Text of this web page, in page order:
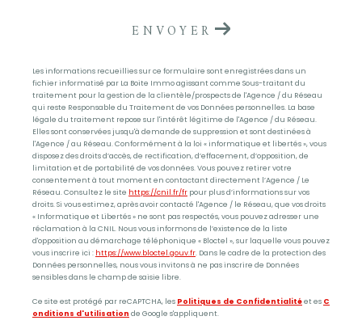
ENVOYER
Les informations recueillies sur ce formulaire sont enregistrées dans un
fichier informatisé par La Boite Immo agissant comme Sous-traitant du
traitement pour la gestion de la clientèle/prospects de l'Agence / du Réseau
qui reste Responsable du Traitement de vos Données personnelles. La base
légale du traitement repose sur l'intérêt légitime de l'Agence / du Réseau.
Elles sont conservées jusqu'à demande de suppression et sont destinées à
l'Agence / au Réseau. Conformément à la loi « informatique et libertés », vous
disposez des droits d’accès, de rectification, d’effacement, d’opposition, de
limitation et de portabilité de vos données. Vous pouvez retirer votre
consentement à tout moment en contactant directement l’Agence / Le
Réseau. Consultez le site https://cnil.fr/fr pour plus d’informations sur vos
droits. Si vous estimez, après avoir contacté l'Agence / le Réseau, que vos droits
« Informatique et Libertés » ne sont pas respectés, vous pouvez adresser une
réclamation à la CNIL. Nous vous informons de l’existence de la liste
d'opposition au démarchage téléphonique « Bloctel », sur laquelle vous pouvez
vous inscrire ici : https://www.bloctel.gouv.fr. Dans le cadre de la protection des
Données personnelles, nous vous invitons à ne pas inscrire de Données
sensibles dans le champ de saisie libre.
Ce site est protégé par reCAPTCHA, les Politiques de Confidentialitéet es C
onditions d'utilisation de Google s'appliquent.